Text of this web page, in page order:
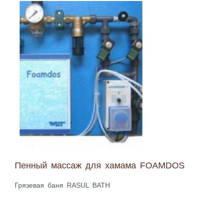
Пенный массаж для хамама FOAMDOS
Грязевая баня RASUL BATH